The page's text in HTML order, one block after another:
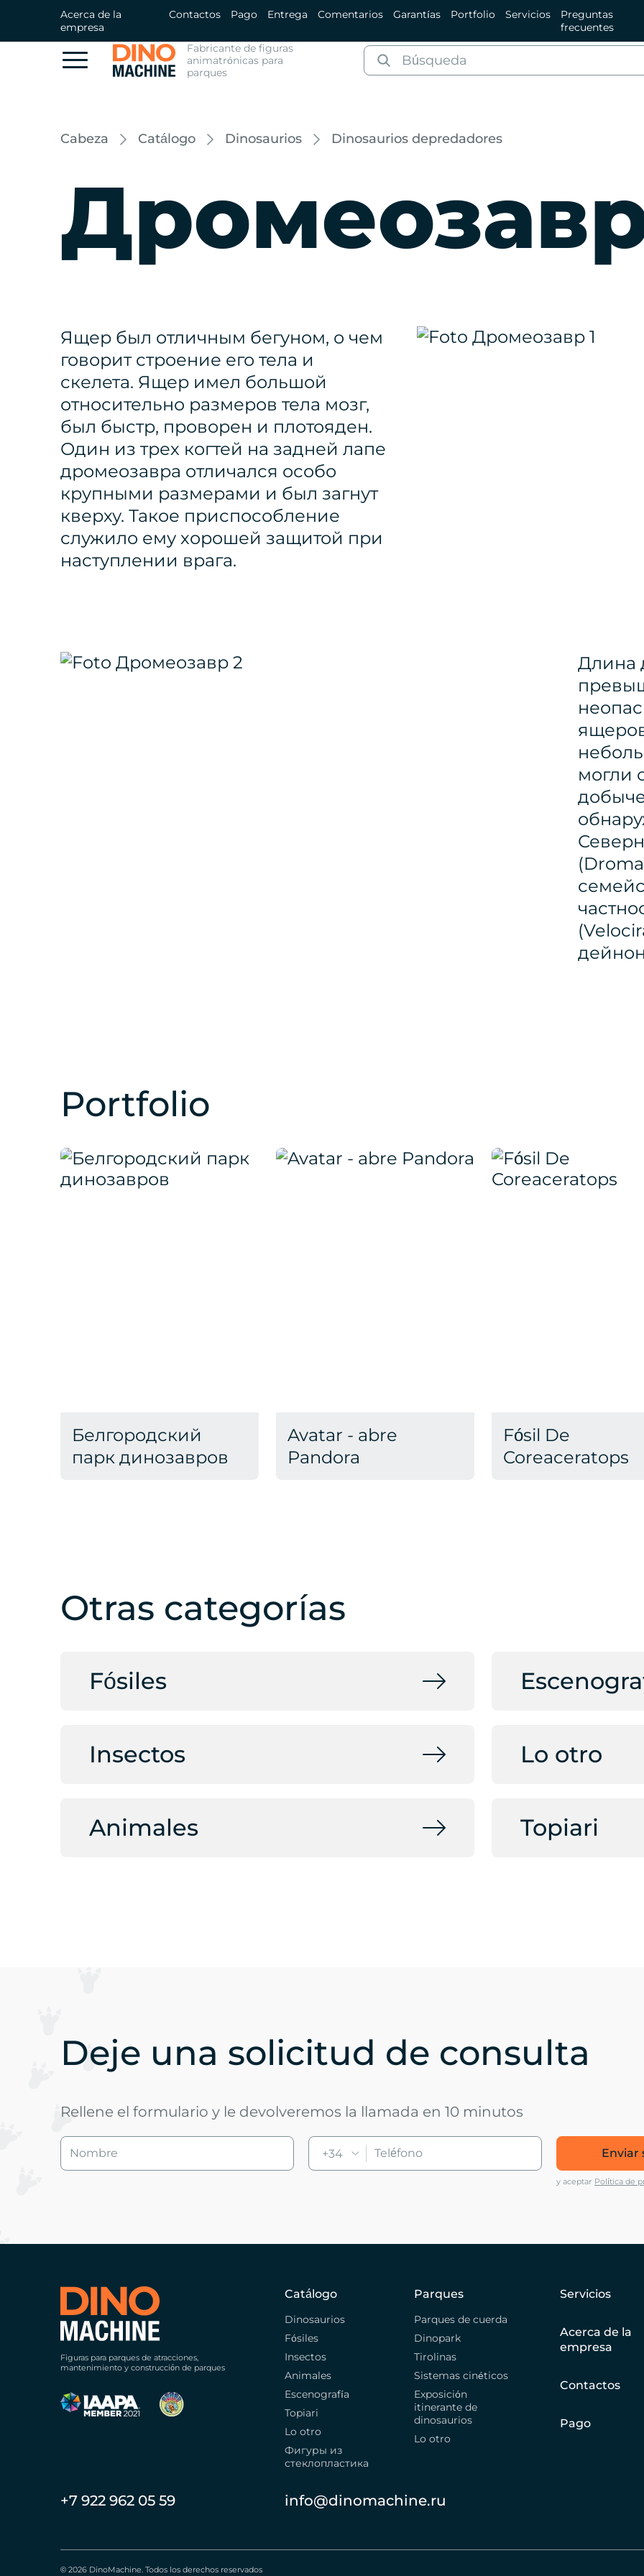
Acerca de la
empresa
Contactos Pago Entrega Comentarios Garantías Portfolio Servicios
Preguntas
frecuentes
Fabricante de figuras
animatrónicas para
parques
Cabeza Catálogo Dinosaurios Dinosaurios depredadores
Ящер был отличным бегуном, о чем
говорит строение его тела и
скелета. Ящер имел большой
относительно размеров тела мозг,
был быстр, проворен и плотояден.
Один из трех когтей на задней лапе
дромеозавра отличался особо
крупными размерами и был загнут
кверху. Такое приспособление
служило ему хорошей защитой при
наступлении врага.
Длина
могли
Portfolio
Белгородский
парк динозавров
Avatar - abre
Pandora
Fósil De
Coreaceratops
Otras categorías
Fósiles
Insectos
Animales
Lo otro
Topiari
Deje una solicitud de consulta
Rellene el formulario y le devolveremos la llamada en 10 minutos
+34 Enviar
y aceptar Política de
Figuras para parques de atracciones,
mantenimiento y construcción de parques
Catálogo
Dinosaurios
Fósiles
Insectos
Animales
Escenografía
Topiari
Lo otro
Фигуры из
стеклопластика
Parques
Parques de cuerda
Dinopark
Tirolinas
Sistemas cinéticos
Exposición
itinerante de
dinosaurios
Lo otro
Servicios
Acerca de la
empresa
Contactos
Pago
+7 922 962 05 59 info@dinomachine.ru
© 2026 DinoMachine. Todos los derechos reservados